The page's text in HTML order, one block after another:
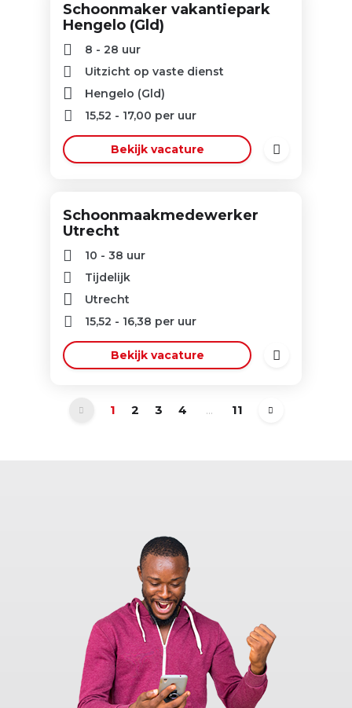
Schoonmaker vakantiepark
Hengelo (Gld)
8 - 28 uur
Uitzicht op vaste dienst
Hengelo (Gld)
15,52 - 17,00 per uur
Bekijk vacature
Schoonmaakmedewerker
Utrecht
10 - 38 uur
Tijdelijk
Utrecht
15,52 - 16,38 per uur
Bekijk vacature
1 2 3 4 ... 11